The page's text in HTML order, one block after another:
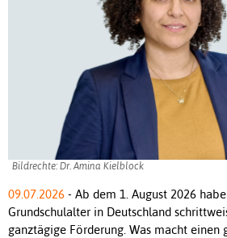
Bildrechte: Dr. Amina Kielblock
09.07.2026 - Ab dem 1. August 2026
Grundschulalter in Deutschland
ganztägige Förderung. Was macht einen